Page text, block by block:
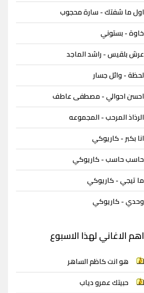
اول ما شفتك - سارة محجوب
خاوة - بستوني
عرش بلقيس - راشد الماجد
لحظة - وائل جسار
احسن احوالي - مصطفى عاطف
الرذاذ المرحب - المجموعه
انا بكبر - كاريوكي
حاسب حاسب - كاريوكي
ما تيجي - كاريوكي
وحدي - كاريوكي
اهم الاغاني لهذا الاسبوع
هو انت كاظم الساهر
حبيتك عمرو دياب